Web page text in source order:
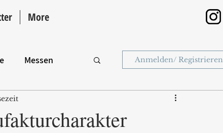
More
Messen Anmelden/ Registrieren